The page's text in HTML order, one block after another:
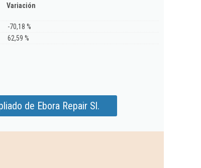
Variación
-70,18 %
62,59 %
de Ebora Repair Sl.